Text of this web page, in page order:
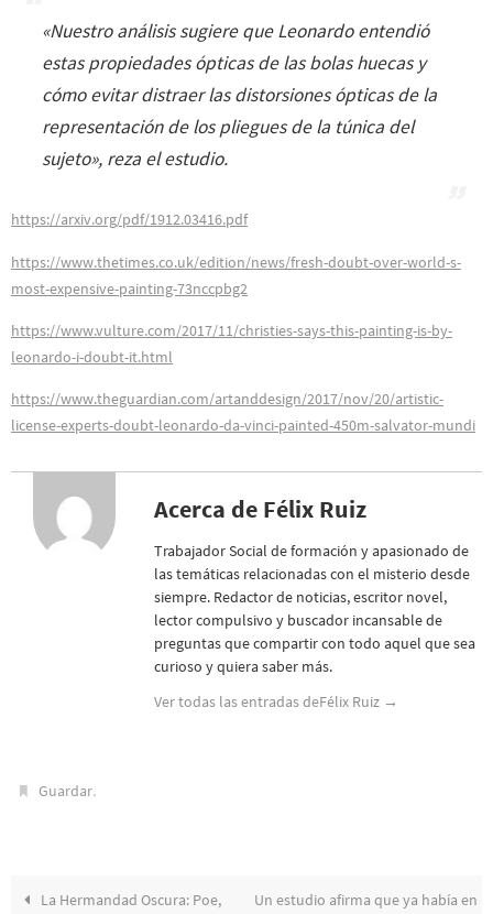
«Nuestro análisis sugiere que Leonardo entendió
estas propiedades ópticas de las bolas huecas y
cómo evitar distraer las distorsiones ópticas de la
representación de los pliegues de la túnica del
sujeto», reza el estudio.
https://arxiv.org/pdf/1912.03416.pdf
https://www.thetimes.co.uk/edition/news/fresh-doubt-over-world-s-
most-expensive-painting-73nccpbg2
https://www.vulture.com/2017/11/christies-says-this-painting-is-by-
leonardo-i-doubt-it.html
https://www.theguardian.com/artanddesign/2017/nov/20/artistic-
license-experts-doubt-leonardo-da-vinci-painted-450m-salvator-mundi
Acerca de Félix Ruiz
Trabajador Social de formación y apasionado de
las temáticas relacionadas con el misterio desde
siempre. Redactor de noticias, escritor novel,
lector compulsivo y buscador incansable de
preguntas que compartir con todo aquel que sea
curioso y quiera saber más.
Ver todas las entradas deFélix Ruiz →
Guardar.
La Hermandad Oscura: Poe,
Un estudio afirma que ya había en